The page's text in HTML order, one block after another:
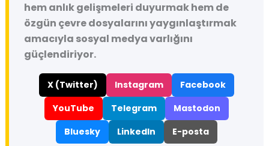
hem anlık gelişmeleri duyurmak hem de
özgün çevre dosyalarını yaygınlaştırmak
amacıyla sosyal medya varlığını
güçlendiriyor.
X (Twitter) Instagram
Facebook
YouTube
Telegram
Mastodon
Bluesky
LinkedIn E-posta